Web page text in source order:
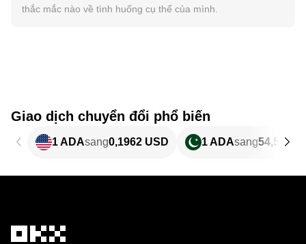
thắc mắc nào về tình huống cụ thể của mình.
Giao dịch chuyển đổi phổ biến
1 ADAsang0,1962 USD 1 ADAsang54,51